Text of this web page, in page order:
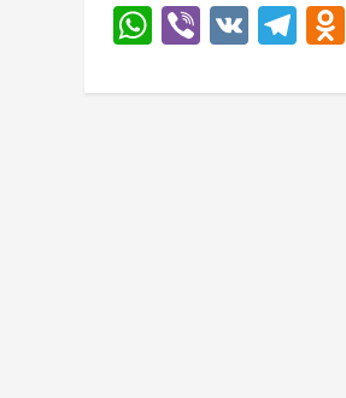
WhatsApp
Viber
VK